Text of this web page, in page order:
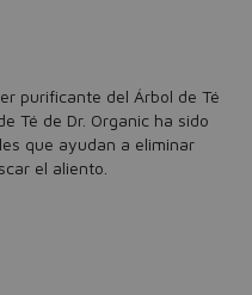
purificante del Árbol de Té
Té de Dr. Organic ha sido
que ayudan a eliminar
el aliento.